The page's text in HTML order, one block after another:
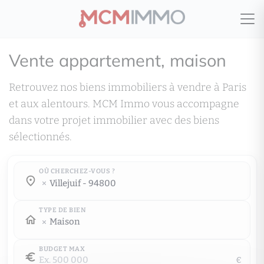
Vente appartement, maison
Retrouvez nos biens immobiliers à vendre à Paris
et aux alentours. MCM Immo vous accompagne
dans votre projet immobilier avec des biens
sélectionnés.
OÙ CHERCHEZ-VOUS ?
Où cherchez-vous ?
villejuif - 94800
Où cherchez-vous ?
TYPE DE BIEN
Maison
BUDGET MAX
€